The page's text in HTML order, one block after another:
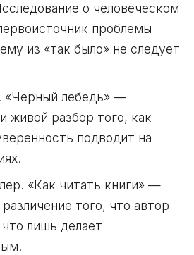
о человеческом
проблемы
из «так было» не следует
«Чёрный лебедь» —
живой разбор того, как
подводит на
«Как читать книги» —
того, что автор
лишь делает